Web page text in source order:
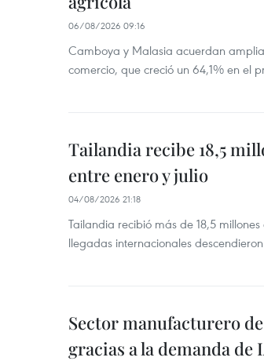
06/08/2026 09:16
Camboya y Malasia acuerdan
comercio, que creció un 64,1% en el
Tailandia recibe 18,5
entre enero y julio
04/08/2026 21:18
Tailandia recibió más de 18,5
llegadas internacionales
Sector manufacturero
gracias a la demanda de